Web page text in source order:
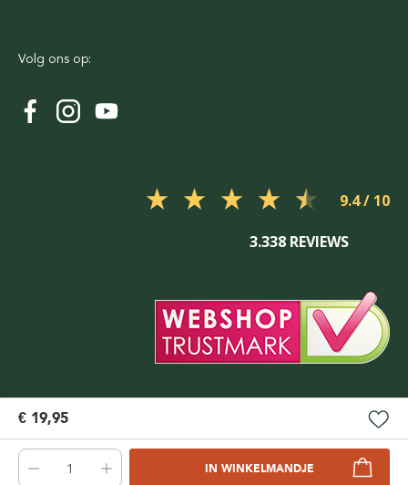
€ 19,95
IN WINKELMANDJE
Volg ons op:
9.4
3.338 REVIEWS